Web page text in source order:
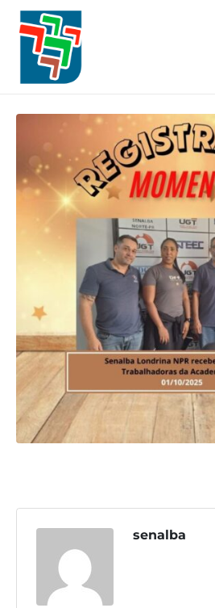
Inicial
Categorias Abrangidas
Base Territorial
Diretoria
Convênios
A.C.T. | C.C.T.
Informativo Senalba
Eventos
Destaques
Contato
senalba